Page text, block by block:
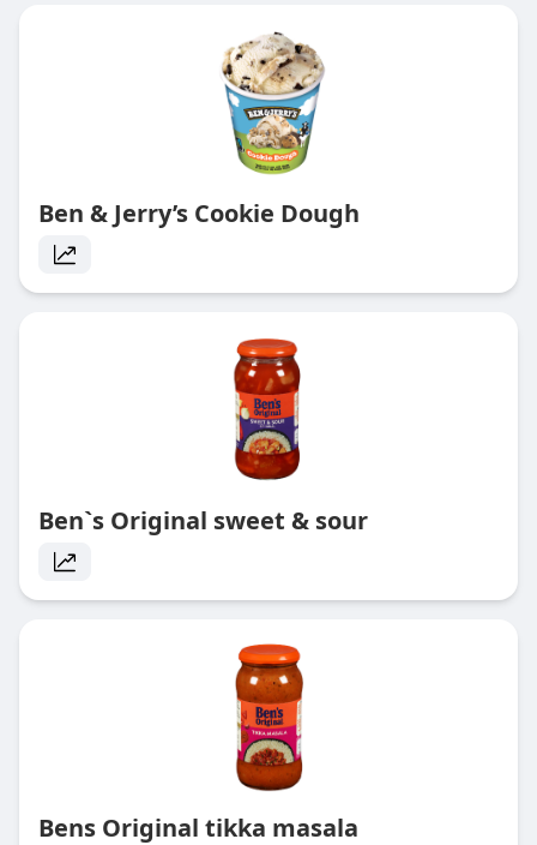
Ben & Jerry’s Cookie Dough
Ben`s Original sweet & sour
Bens Original tikka masala